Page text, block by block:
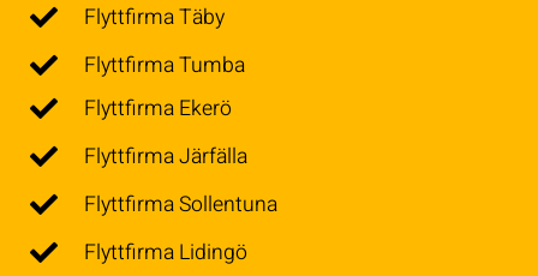
Flyttfirma Täby
Flyttfirma Tumba
Flyttfirma Ekerö
Flyttfirma Järfälla
Flyttfirma Sollentuna
Flyttfirma Lidingö